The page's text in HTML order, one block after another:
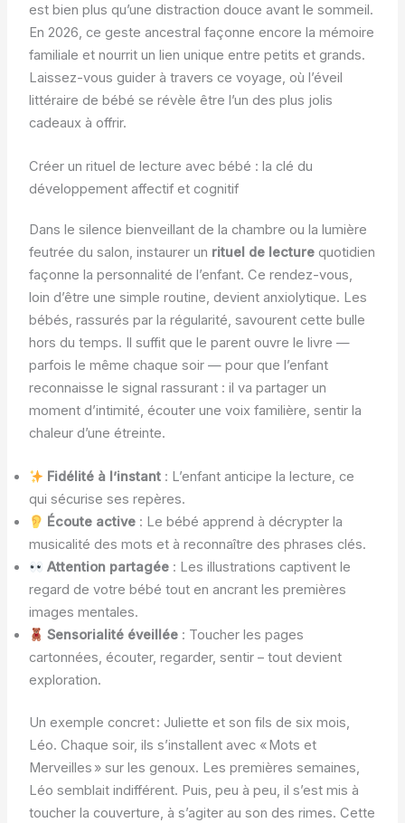
est bien plus qu’une distraction douce avant le sommeil.
En 2026, ce geste ancestral façonne encore la mémoire
familiale et nourrit un lien unique entre petits et grands.
Laissez-vous guider à travers ce voyage, où l’éveil
littéraire de bébé se révèle être l’un des plus jolis
cadeaux à offrir.
Créer un rituel de lecture avec bébé : la clé du
développement affectif et cognitif
Dans le silence bienveillant de la chambre ou la lumière
feutrée du salon, instaurer un rituel de lecturequotidien
façonne la personnalité de l’enfant. Ce rendez-vous,
loin d’être une simple routine, devient anxiolytique. Les
bébés, rassurés par la régularité, savourent cette bulle
hors du temps. Il suffit que le parent ouvre le livre —
parfois le même chaque soir — pour que l’enfant
reconnaisse le signal rassurant : il va partager un
moment d’intimité, écouter une voix familière, sentir la
chaleur d’une étreinte.
Fidélité à l’instant : L’enfant anticipe la lecture, ce
qui sécurise ses repères.
Écoute active : Le bébé apprend à décrypter la
musicalité des mots et à reconnaître des phrases clés.
Attention partagée : Les illustrations captivent le
regard de votre bébé tout en ancrant les premières
images mentales.
Sensorialité éveillée : Toucher les pages
cartonnées, écouter, regarder, sentir – tout devient
exploration.
Un exemple concret : Juliette et son fils de six mois,
Léo. Chaque soir, ils s’installent avec « Mots et
Merveilles » sur les genoux. Les premières semaines,
Léo semblait indifférent. Puis, peu à peu, il s’est mis à
toucher la couverture, à s’agiter au son des rimes. Cette